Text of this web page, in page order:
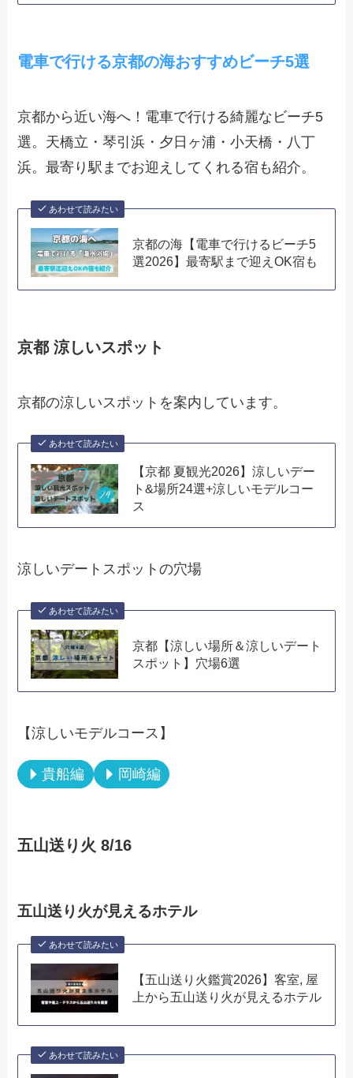
電車で行ける京都の海おすすめビーチ5選
京都から近い海へ！電車で行ける綺麗なビーチ5
選。天橋立・琴引浜・夕日ヶ浦・小天橋・八丁
浜。最寄り駅までお迎えしてくれる宿も紹介。
あわせて読みたい
京都の海【電車で行けるビーチ5
選2026】最寄駅まで迎えOK宿も
京都 涼しいスポット
京都の涼しいスポットを案内しています。
あわせて読みたい
【京都 夏観光2026】涼しいデー
ト&場所24選+涼しいモデルコー
ス
涼しいデートスポットの穴場
あわせて読みたい
京都【涼しい場所＆涼しいデート
スポット】穴場6選
【涼しいモデルコース】
貴船編 岡崎編
五山送り火 8/16
五山送り火が見えるホテル
あわせて読みたい
【五山送り火鑑賞2026】客室, 屋
上から五山送り火が見えるホテル
あわせて読みたい